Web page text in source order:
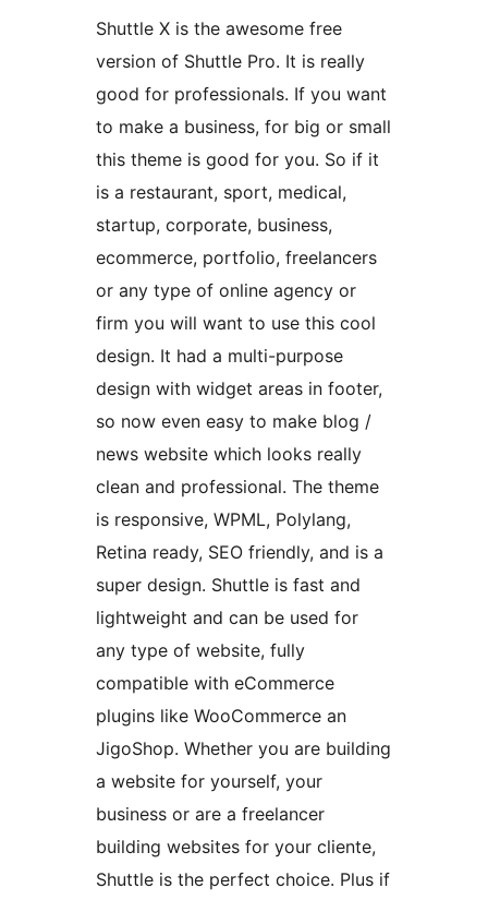
Shuttle X is the awesome free
version of Shuttle Pro. It is really
good for professionals. If you want
to make a business, for big or small
this theme is good for you. So if it
is a restaurant, sport, medical,
startup, corporate, business,
ecommerce, portfolio, freelancers
or any type of online agency or
firm you will want to use this cool
design. It had a multi-purpose
design with widget areas in footer,
so now even easy to make blog /
news website which looks really
clean and professional. The theme
is responsive, WPML, Polylang,
Retina ready, SEO friendly, and is a
super design. Shuttle is fast and
lightweight and can be used for
any type of website, fully
compatible with eCommerce
plugins like WooCommerce an
JigoShop. Whether you are building
a website for yourself, your
business or are a freelancer
building websites for your cliente,
Shuttle is the perfect choice. Plus if